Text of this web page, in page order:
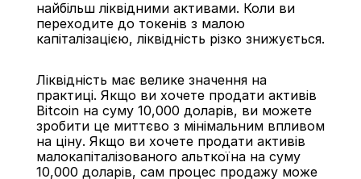
найбільш ліквідними активами. Коли ви
переходите до токенів з малою
капіталізацією, ліквідність різко знижується.
Ліквідність має велике значення на
практиці. Якщо ви хочете продати активів
Bitcoin на суму 10,000 доларів, ви можете
зробити це миттєво з мінімальним впливом
на ціну. Якщо ви хочете продати активів
малокапіталізованого альткоїна на суму
10,000 доларів, сам процес продажу може